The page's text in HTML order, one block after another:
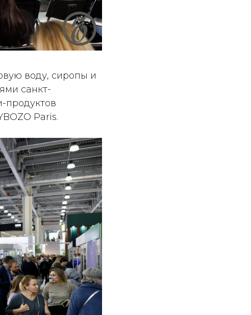
воду, сиропы и
санкт-
продуктов
Paris.